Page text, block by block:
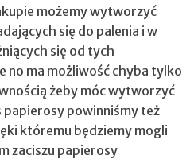
możemy wytworzyć
się do palenia i w
się od tych
no ma możliwość chyba tylko
żeby móc wytworzyć
papierosy powinniśmy też
któremu będziemy mogli
zaciszu papierosy